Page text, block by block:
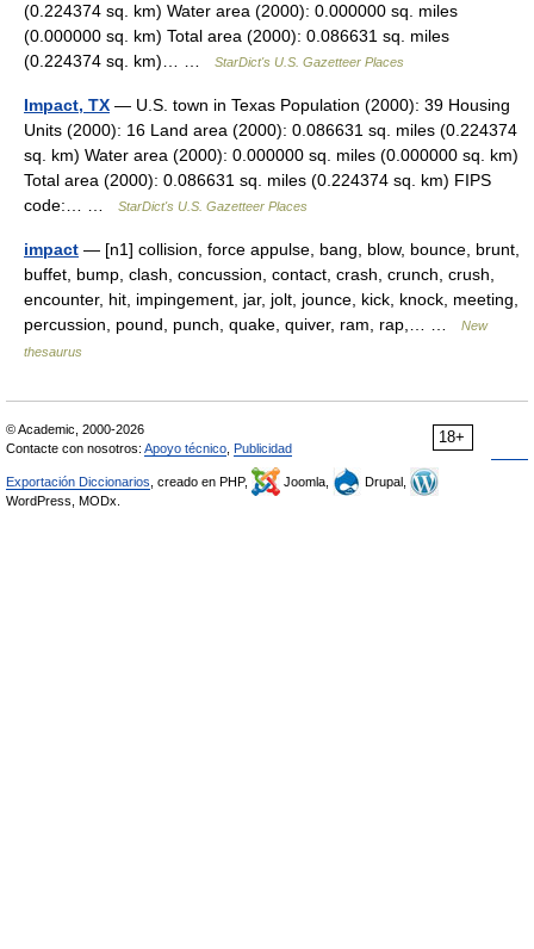
(0.224374 sq. km) Water area (2000): 0.000000 sq. miles
(0.000000 sq. km) Total area (2000): 0.086631 sq. miles
(0.224374 sq. km)… …
StarDict's U.S. Gazetteer Places
Impact, TX — U.S. town in Texas Population (2000): 39 Housing
Units (2000): 16 Land area (2000): 0.086631 sq. miles (0.224374
sq. km) Water area (2000): 0.000000 sq. miles (0.000000 sq. km)
Total area (2000): 0.086631 sq. miles (0.224374 sq. km) FIPS
code:… …
StarDict's U.S. Gazetteer Places
impact — [n1] collision, force appulse, bang, blow, bounce, brunt,
buffet, bump, clash, concussion, contact, crash, crunch, crush,
encounter, hit, impingement, jar, jolt, jounce, kick, knock, meeting,
percussion, pound, punch, quake, quiver, ram, rap,… …
New
thesaurus
18+
© Academic, 2000-2026
Contacte con nosotros: Apoyo técnico Publicidad
Exportación Diccionarios , creado en PHP, Joomla,
Drupal,
WordPress, MODx.